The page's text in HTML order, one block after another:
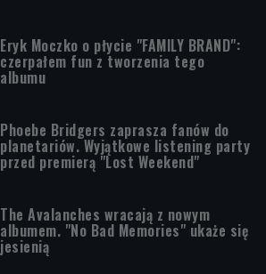
Eryk Moczko o płycie "FAMILY BRAND":
czerpałem fun z tworzenia tego
albumu
Phoebe Bridgers zaprasza fanów do
planetariów. Wyjątkowe listening party
przed premierą "Lost Weekend"
The Avalanches wracają z nowym
albumem. "No Bad Memories" ukaże się
jesienią